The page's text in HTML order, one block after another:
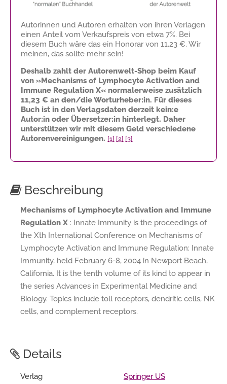
Autorinnen und Autoren erhalten von ihren Verlagen
einen Anteil vom Verkaufspreis von etwa 7%. Bei
diesem Buch wäre das ein Honorar von 11,23 €. Wir
meinen, das sollte mehr sein!
Deshalb zahlt der Autorenwelt-Shop beim Kauf
von »Mechanisms of Lymphocyte Activation and
Immune Regulation X« normalerweise zusätzlich
11,23 € an den/die Worturheber:in. Für dieses
Buch ist in den Verlagsdaten derzeit kein:e
Autor:in oder Übersetzer:in hinterlegt. Daher
unterstützen wir mit diesem Geld verschiedene
Autorenvereinigungen. [1] [2] [3]
Beschreibung
Mechanisms of Lymphocyte Activation and Immune
Regulation X : Innate Immunity is the proceedings of
the Xth International Conference on Mechanisms of
Lymphocyte Activation and Immune Regulation: Innate
Immunity, held February 6-8, 2004 in Newport Beach,
California. It is the tenth volume of its kind to appear in
the series Advances in Experimental Medicine and
Biology. Topics include toll receptors, dendritic cells, NK
cells, and complement receptors.
Details
Verlag Springer US